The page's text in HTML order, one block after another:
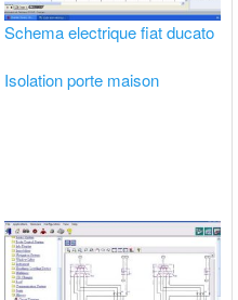
Schema electrique fiat ducato
Isolation porte maison